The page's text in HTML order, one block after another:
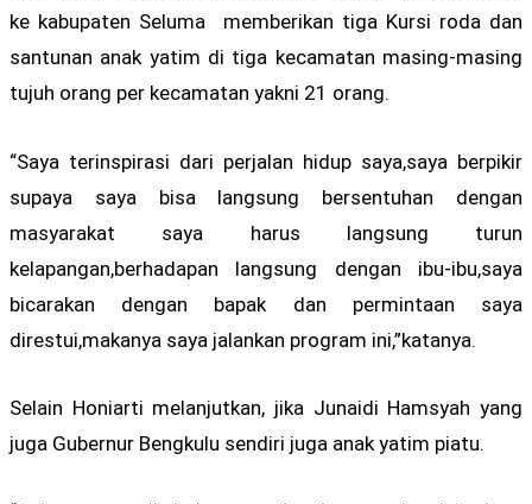
ke kabupaten Seluma memberikan tiga Kursi roda dan
santunan anak yatim di tiga kecamatan masing-masing
tujuh orang per kecamatan yakni 21 orang.
“Saya terinspirasi dari perjalan hidup saya,saya berpikir
supaya saya bisa langsung bersentuhan dengan
masyarakat saya harus langsung turun
kelapangan,berhadapan langsung dengan ibu-ibu,saya
bicarakan dengan bapak dan permintaan saya
direstui,makanya saya jalankan program ini,”katanya.
Selain Honiarti melanjutkan, jika Junaidi Hamsyah yang
juga Gubernur Bengkulu sendiri juga anak yatim piatu.